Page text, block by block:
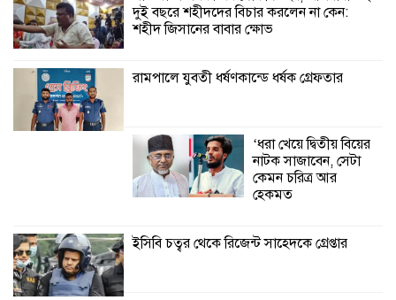
শ্রীউলা ইউনিয়ন
বিএনপির ২নং ওয়ার্ডের
বিনিময় সভা
শ্যামনগরে বনবিভাগ ও সিএমসির সাথে
দুই বছরে শহীদদের বিচার করলেন না কেন:
শহীদ জিসানের বাবার ক্ষোভ
রামপালে যুবতী ধর্ষণকান্ডে ধর্ষক গ্রেফতার
‘ধরা খেয়ে দ্বিতীয় বিয়ের
নাটক সাজাবেন, সেটা
কেমন চরিত্র আর
হেকমত
ইসিবি চত্বর থেকে রিজেন্ট সাহেদকে গ্রেপ্তার